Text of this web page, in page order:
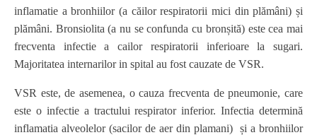
inflamatie a bronhiilor (a căilor respiratorii mici din plămâni) și
plămâni. Bronsiolita (a nu se confunda cu bronșită) este cea mai
frecventa infectie a cailor respiratorii inferioare la sugari.
Majoritatea internarilor in spital au fost cauzate de VSR.
VSR este, de asemenea, o cauza frecventa de pneumonie, care
este o infectie a tractului respirator inferior. Infectia determină
inflamatia alveolelor (sacilor de aer din plamani) și a bronhiilor